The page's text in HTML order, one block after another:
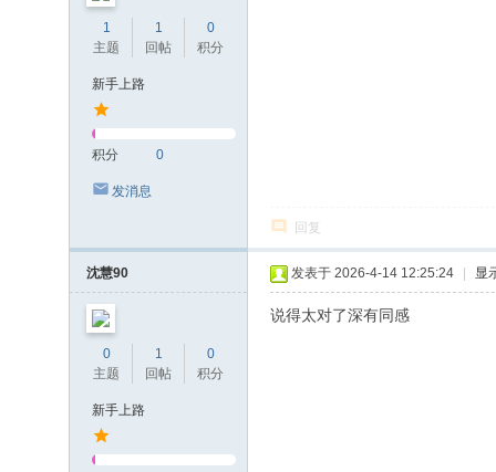
1
主题
1
回帖
0
积分
新手上路
积分 0
发消息
回复
沈慧90
0
主题
1
回帖
0
积分
新手上路
发表于 2026-4-14 12:25:24 显
说得太对了深有同感